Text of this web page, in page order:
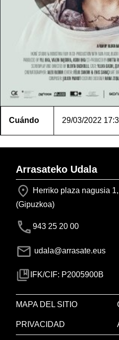
Cuándo 29/03/2022
Arrasateko Udala
Herriko plaza nagusia
(Gipuzkoa)
943 25 20 00
udala@arrasate.eus
IFK/CIF: P2005900B
MAPA DEL SITIO
PRIVACIDAD